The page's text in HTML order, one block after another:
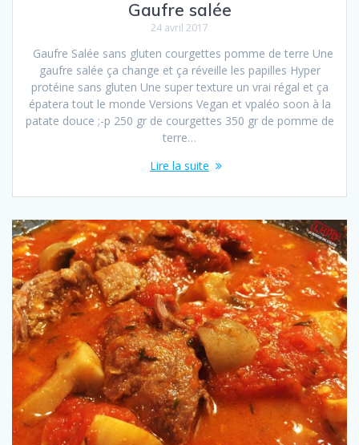
Gaufre salée
24 avril 2017
Gaufre Salée sans gluten courgettes pomme de terre Une
gaufre salée ça change et ça réveille les papilles Hyper
protéine sans gluten Une super texture un vrai régal et ça
épatera tout le monde Versions Vegan et vpaléo soon à la
patate douce ;-p 250 gr de courgettes 350 gr de pomme de
terre…
Lire la suite